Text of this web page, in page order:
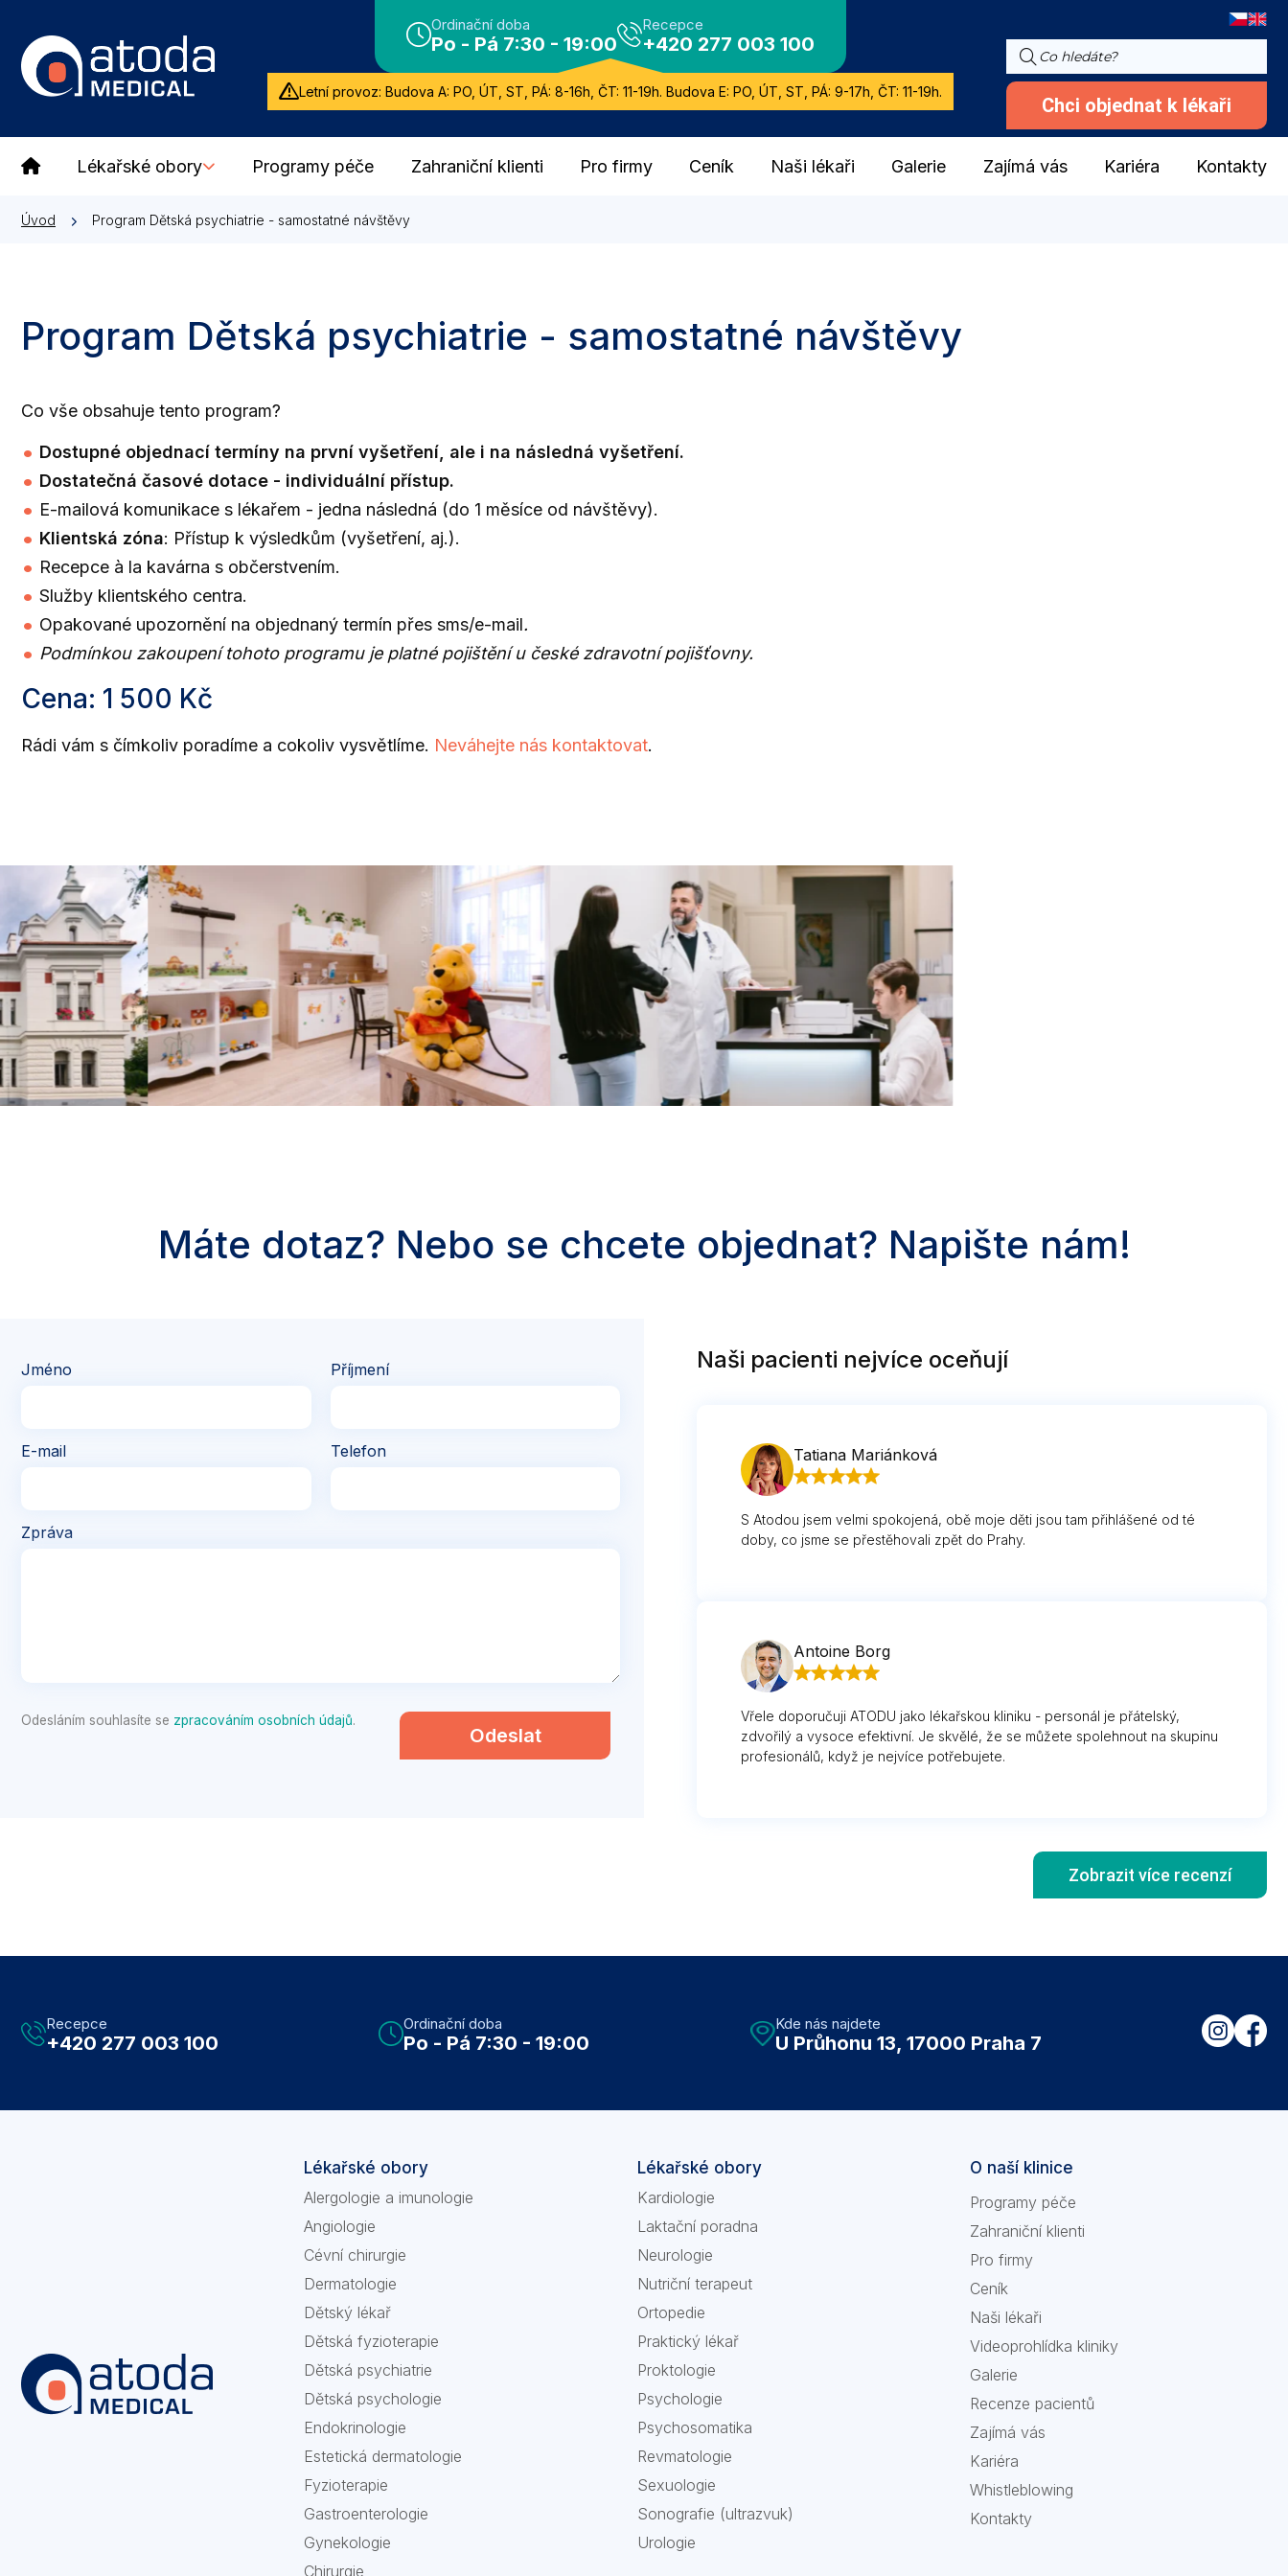
Ordinační doba
Po - Pá 7:30 - 19:00
Recepce
+420 277 003 100
Letní provoz: Budova A: PO, ÚT, ST, PÁ: 8-16h, ČT: 11-19h. Budova E: PO, ÚT, ST, PÁ: 9-17h, ČT: 11-19h.
Chci objednat k lékaři
Lékařské obory Programy péče Zahraniční klienti Pro firmy Ceník Naši lékaři Galerie Zajímá vás Kariéra Kontakty
Úvod Program Dětská psychiatrie - samostatné návštěvy
Program Dětská psychiatrie - samostatné návštěvy
Co vše obsahuje tento program?
Dostupné objednací termíny na první vyšetření, ale i na následná vyšetření.
Dostatečná časové dotace - individuální přístup.
E-mailová komunikace s lékařem - jedna následná (do 1 měsíce od návštěvy).
Klientská zóna: Přístup k výsledkům (vyšetření, aj.).
Recepce à la kavárna s občerstvením.
Služby klientského centra.
Opakované upozornění na objednaný termín přes sms/e-mail.
Podmínkou zakoupení tohoto programu je platné pojištění u české zdravotní pojišťovny.
Cena: 1 500 Kč
Rádi vám s čímkoliv poradíme a cokoliv vysvětlíme. Neváhejte nás kontaktovat.
Máte dotaz? Nebo se chcete objednat? Napište nám!
Naši pacienti nejvíce oceňují
Tatiana Mariánková
S Atodou jsem velmi spokojená, obě moje děti jsou tam přihlášené od té
doby, co jsme se přestěhovali zpět do Prahy.
Antoine Borg
Vřele doporučuji ATODU jako lékařskou kliniku - personál je přátelský,
zdvořilý a vysoce efektivní. Je skvělé, že se můžete spolehnout na skupinu
profesionálů, když je nejvíce potřebujete.
Jméno Příjmení
E-mail Telefon
Zpráva
Odesláním souhlasíte se zpracováním osobních údajů.
Odeslat
Zobrazit více recenzí
Recepce
+420 277 003 100
Ordinační doba
Po - Pá 7:30 - 19:00
Kde nás najdete
U Průhonu 13, 17000 Praha 7
Lékařské obory
Alergologie a imunologie
Angiologie
Cévní chirurgie
Dermatologie
Dětský lékař
Dětská fyzioterapie
Dětská psychiatrie
Dětská psychologie
Endokrinologie
Estetická dermatologie
Fyzioterapie
Gastroenterologie
Gynekologie
Chirurgie
Lékařské obory
Kardiologie
Laktační poradna
Neurologie
Nutriční terapeut
Ortopedie
Praktický lékař
Proktologie
Psychologie
Psychosomatika
Revmatologie
Sexuologie
Sonografie (ultrazvuk)
Urologie
O naší klinice
Programy péče
Zahraniční klienti
Pro firmy
Ceník
Naši lékaři
Videoprohlídka kliniky
Galerie
Recenze pacientů
Zajímá vás
Kariéra
Whistleblowing
Kontakty